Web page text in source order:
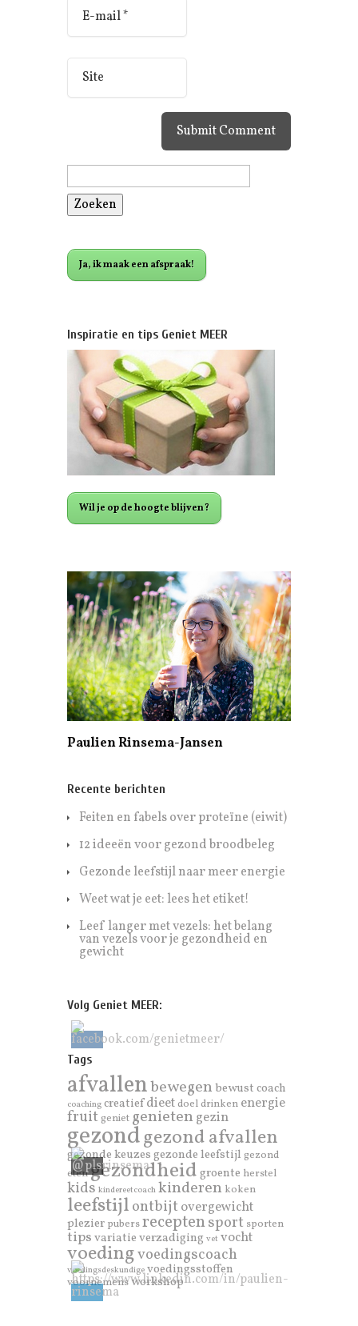
Zoeken
Ja, ik maak een afspraak!
Inspiratie en tips Geniet MEER
Wil je op de hoogte blijven?
Paulien Rinsema-Jansen
Recente berichten
Feiten en fabels over proteïne (eiwit)
12 ideeën voor gezond broodbeleg
Gezonde leefstijl naar meer energie
Weet wat je eet: lees het etiket!
Leef langer met vezels: het belang
van vezels voor je gezondheid en
gewicht
Volg Geniet MEER:
Tags
afvallenbewegenbewustcoach
coaching creatiefdieet doel drinken energie
fruit geniet genieten gezin
gezondgezond afvallen
gezonde keuzesgezonde leefstijl gezond
etengezondheidgroente herstel
kids kindereetcoach kinderen koken
leefstijlontbijt overgewicht
plezier pubersreceptensport sporten
tipsvariatieverzadiging vet vocht
voedingvoedingscoach
voedingsdeskundige voedingsstoffen
voornemensworkshop